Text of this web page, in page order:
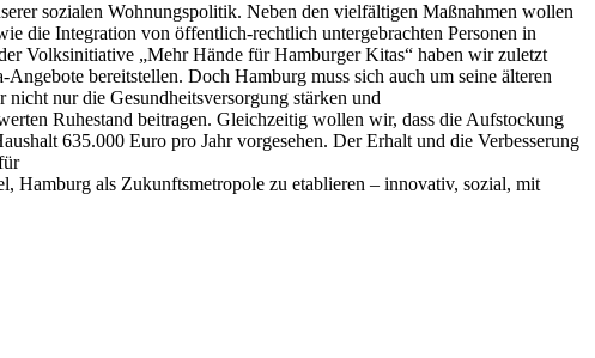
sozialen Wohnungspolitik. Neben den vielfältigen Maßnahmen wollen
die Integration von öffentlich-rechtlich untergebrachten Personen in
Volksinitiative „Mehr Hände für Hamburger Kitas“ haben wir zuletzt
bereitstellen. Doch Hamburg muss sich auch um seine älteren
nur die Gesundheitsversorgung stärken und
Ruhestand beitragen. Gleichzeitig wollen wir, dass die Aufstockung
635.000 Euro pro Jahr vorgesehen. Der Erhalt und die Verbesserung
Hamburg als Zukunftsmetropole zu etablieren – innovativ, sozial, mit